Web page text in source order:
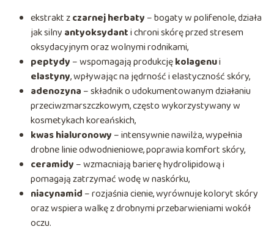
ekstrakt zczarnej herbaty – bogaty w polifenole, działa
jak silny antyoksydanti chroni skórę przed stresem
oksydacyjnym oraz wolnymi rodnikami,
peptydy – wspomagają produkcjękolagenui
elastyny, wpływając na jędrność i elastyczność skóry,
adenozyna – składnik o udokumentowanym działaniu
przeciwzmarszczkowym, często wykorzystywany w
kosmetykach koreańskich,
kwas hialuronowy – intensywnie nawilża, wypełnia
drobne linie odwodnieniowe, poprawia komfort skóry,
ceramidy – wzmacniają barierę hydrolipidową i
pomagają zatrzymać wodę w naskórku,
niacynamid – rozjaśnia cienie, wyrównuje koloryt skóry
oraz wspiera walkę z drobnymi przebarwieniami wokół
oczu.